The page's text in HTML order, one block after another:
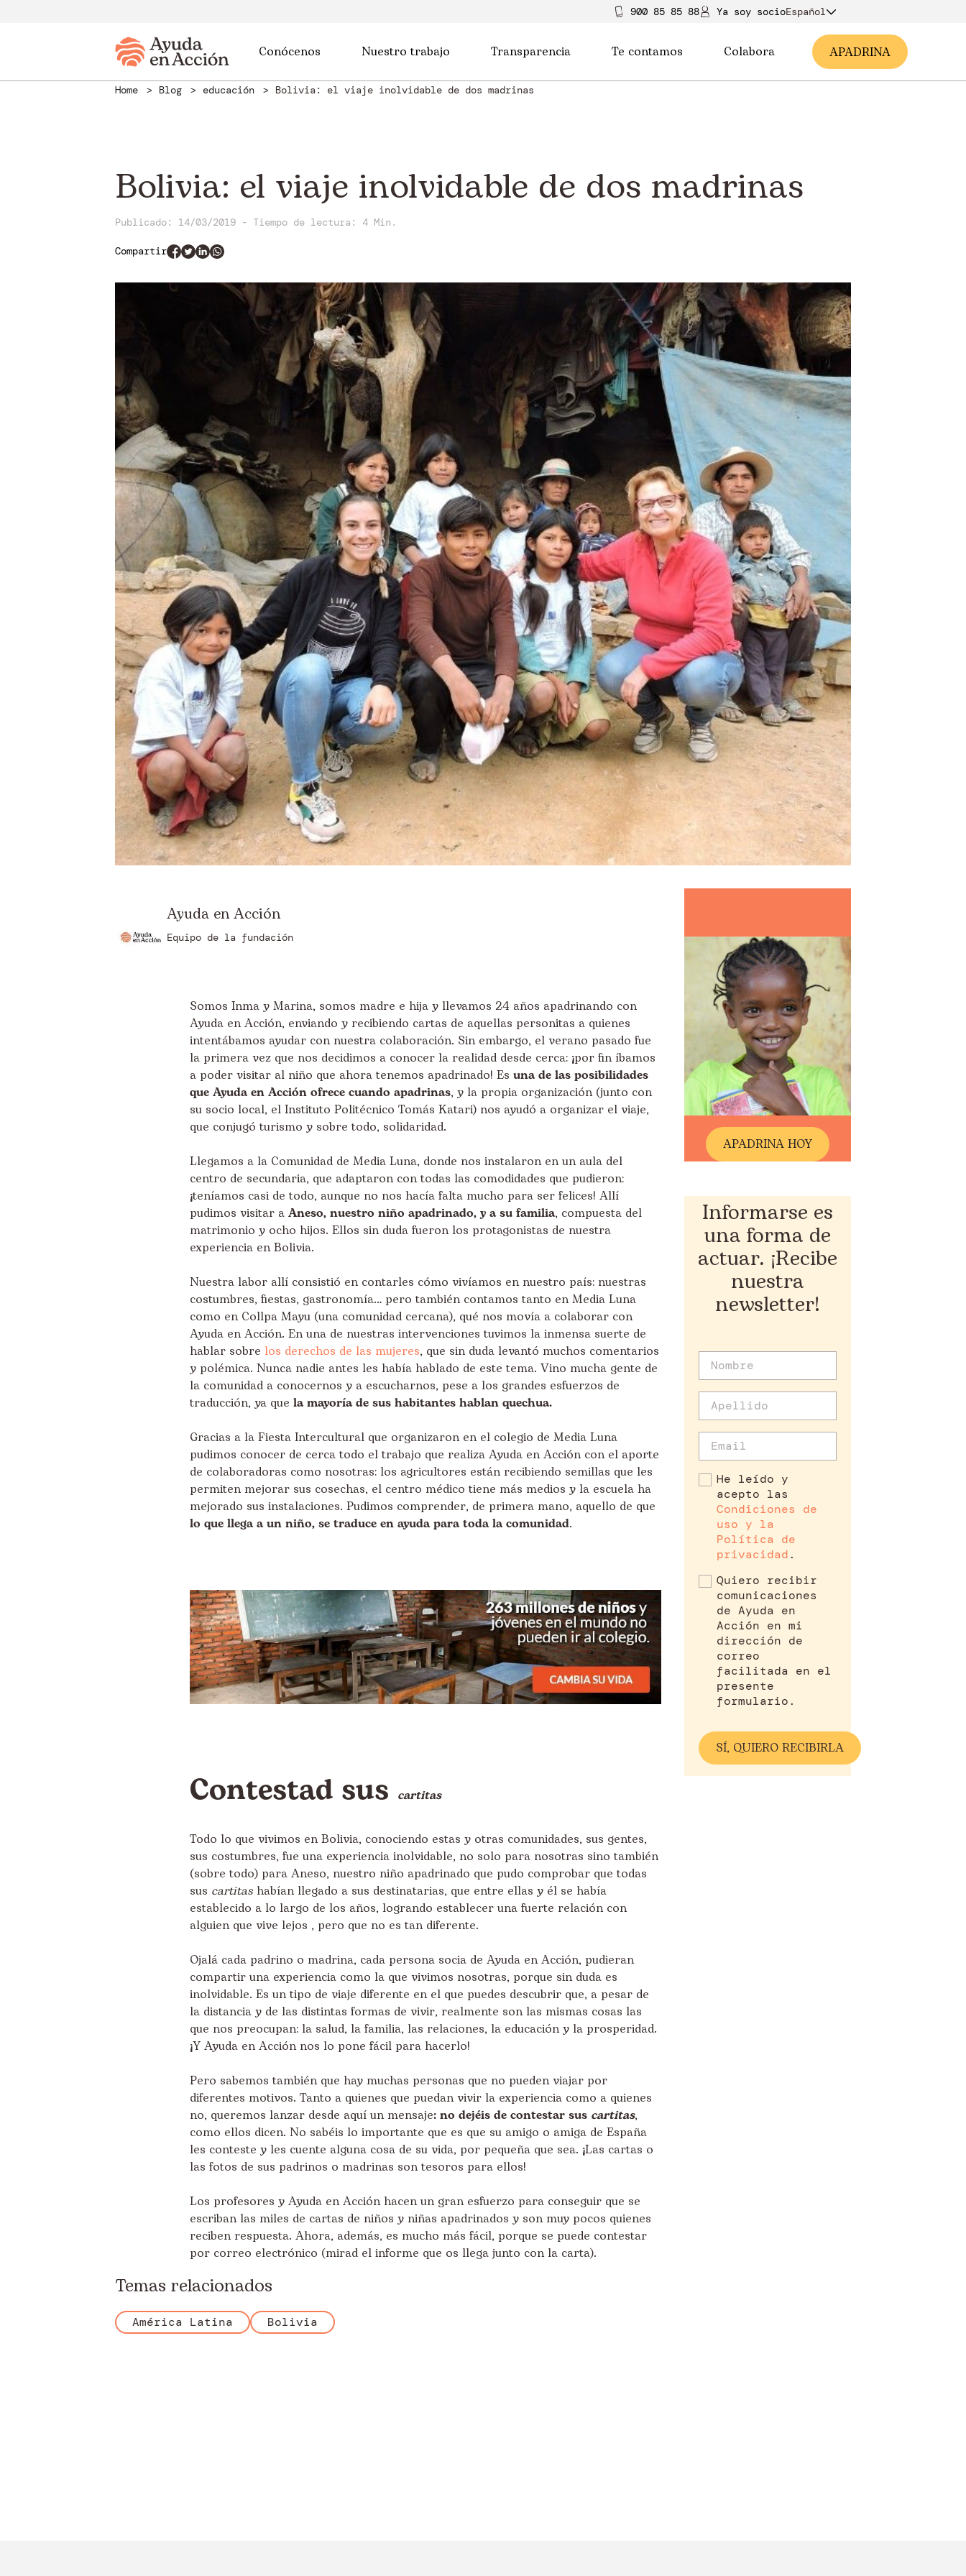
900 85 85 88 Ya soy socioEspañol
Conócenos Nuestro trabajo Transparencia Te contamos Colabora APADRINA
Home Blog educación Bolivia: el viaje inolvidable de dos madrinas
Bolivia: el viaje inolvidable de dos madrinas
Publicado: 14/03/2019 - Tiempo de lectura: 4 Min.
Compartir
Ayuda en Acción
Equipo de la fundación
Somos Inma y Marina, somos madre e hija y llevamos 24 años apadrinando con
Ayuda en Acción, enviando y recibiendo cartas de aquellas personitas a quienes
intentábamos ayudar con nuestra colaboración. Sin embargo, el verano pasado fue
la primera vez que nos decidimos a conocer la realidad desde cerca: ¡por fin íbamos
a poder visitar al niño que ahora tenemos apadrinado! Es una de las posibilidades
que Ayuda en Acción ofrece cuando apadrinas, y la propia organización (junto con
su socio local, el Instituto Politécnico Tomás Katari) nos ayudó a organizar el viaje,
que conjugó turismo y sobre todo, solidaridad.
Llegamos a la Comunidad de Media Luna, donde nos instalaron en un aula del
centro de secundaria, que adaptaron con todas las comodidades que pudieron:
¡teníamos casi de todo, aunque no nos hacía falta mucho para ser felices! Allí
pudimos visitar a Aneso, nuestro niño apadrinado, y a su familia, compuesta del
matrimonio y ocho hijos. Ellos sin duda fueron los protagonistas de nuestra
experiencia en Bolivia.
Nuestra labor allí consistió en contarles cómo vivíamos en nuestro país: nuestras
costumbres, fiestas, gastronomía… pero también contamos tanto en Media Luna
como en Collpa Mayu (una comunidad cercana), qué nos movía a colaborar con
Ayuda en Acción. En una de nuestras intervenciones tuvimos la inmensa suerte de
hablar sobre los derechos de las mujeres, que sin duda levantó muchos comentarios
y polémica. Nunca nadie antes les había hablado de este tema. Vino mucha gente de
la comunidad a conocernos y a escucharnos, pese a los grandes esfuerzos de
traducción, ya que la mayoría de sus habitantes hablan quechua.
Gracias a la Fiesta Intercultural que organizaron en el colegio de Media Luna
pudimos conocer de cerca todo el trabajo que realiza Ayuda en Acción con el aporte
de colaboradoras como nosotras: los agricultores están recibiendo semillas que les
permiten mejorar sus cosechas, el centro médico tiene más medios y la escuela ha
mejorado sus instalaciones. Pudimos comprender, de primera mano, aquello de que
lo que llega a un niño, se traduce en ayuda para toda la comunidad.
Contestad sus cartitas
Todo lo que vivimos en Bolivia, conociendo estas y otras comunidades, sus gentes,
sus costumbres, fue una experiencia inolvidable, no solo para nosotras sino también
(sobre todo) para Aneso, nuestro niño apadrinado que pudo comprobar que todas
sus cartitas habían llegado a sus destinatarias, que entre ellas y él se había
establecido a lo largo de los años, logrando establecer una fuerte relación con
alguien que vive lejos , pero que no es tan diferente.
Ojalá cada padrino o madrina, cada persona socia de Ayuda en Acción, pudieran
compartir una experiencia como la que vivimos nosotras, porque sin duda es
inolvidable. Es un tipo de viaje diferente en el que puedes descubrir que, a pesar de
la distancia y de las distintas formas de vivir, realmente son las mismas cosas las
que nos preocupan: la salud, la familia, las relaciones, la educación y la prosperidad.
¡Y Ayuda en Acción nos lo pone fácil para hacerlo!
Pero sabemos también que hay muchas personas que no pueden viajar por
diferentes motivos. Tanto a quienes que puedan vivir la experiencia como a quienes
no, queremos lanzar desde aquí un mensaje: no dejéis de contestar sus cartitas,
como ellos dicen. No sabéis lo importante que es que su amigo o amiga de España
les conteste y les cuente alguna cosa de su vida, por pequeña que sea. ¡Las cartas o
las fotos de sus padrinos o madrinas son tesoros para ellos!
Los profesores y Ayuda en Acción hacen un gran esfuerzo para conseguir que se
escriban las miles de cartas de niños y niñas apadrinados y son muy pocos quienes
reciben respuesta. Ahora, además, es mucho más fácil, porque se puede contestar
por correo electrónico (mirad el informe que os llega junto con la carta).
Temas relacionados
América Latina Bolivia
APADRINA HOY
Informarse es
una forma de
actuar. ¡Recibe
nuestra
newsletter!
He leído y
acepto las
Condiciones de
uso y la
Política de
privacidad.
Quiero recibir
comunicaciones
de Ayuda en
Acción en mi
dirección de
correo
facilitada en el
presente
formulario.